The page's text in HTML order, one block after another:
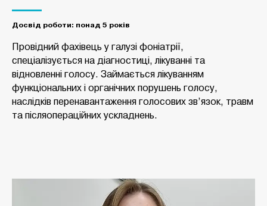
Досвід роботи: понад 5 років
Провідний фахівець у галузі фоніатрії,
спеціалізується на діагностиці, лікуванні та
відновленні голосу. Займається лікуванням
функціональних і органічних порушень голосу,
наслідків перенавантаження голосових зв’язок, травм
та післяопераційних ускладнень.